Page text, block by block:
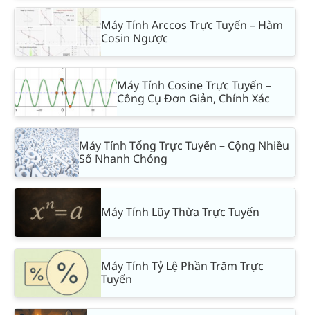
Máy Tính Arccos Trực Tuyến – Hàm
Cosin Ngược
Máy Tính Cosine Trực Tuyến –
Công Cụ Đơn Giản, Chính Xác
Máy Tính Tổng Trực Tuyến – Cộng Nhiều
Số Nhanh Chóng
Máy Tính Lũy Thừa Trực Tuyến
Máy Tính Tỷ Lệ Phần Trăm Trực
Tuyến